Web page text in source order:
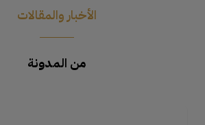
الأخبار والمقالات
من المدونة